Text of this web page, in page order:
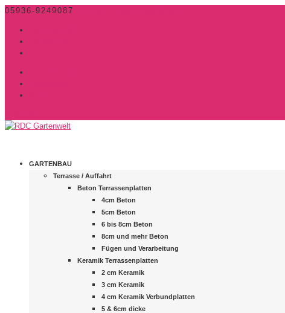
05936-9249087
GARTENBAU
Terrasse / Auffahrt
Beton Terrassenplatten
4cm Beton
5cm Beton
6 bis 8cm Beton
8cm und mehr Beton
Fügen und Verarbeitung
Keramik Terrassenplatten
2 cm Keramik
3 cm Keramik
4 cm Keramik Verbundplatten
5 & 6cm dicke